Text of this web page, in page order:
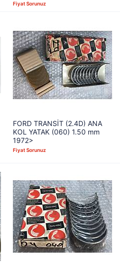
Fiyat Sorunuz
FORD TRANSİT (2.4D) ANA
KOL YATAK (060) 1.50 mm
1972>
Fiyat Sorunuz